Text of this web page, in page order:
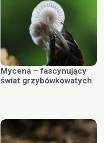
Mycena – fascynujący
świat grzybówkowatych